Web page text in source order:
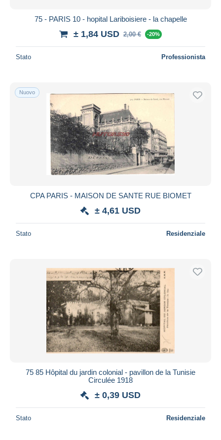
75 - PARIS 10 - hopital Lariboisiere - la chapelle
± 1,84 USD 2,00 € -20%
Stato Professionista
Nuovo
CPA PARIS - MAISON DE SANTE RUE BIOMET
± 4,61 USD
Stato Residenziale
75 85 Hôpital du jardin colonial - pavillon de la Tunisie
Circulée 1918
± 0,39 USD
Stato Residenziale